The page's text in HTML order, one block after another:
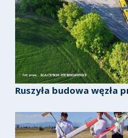
Ruszyła budowa węzła